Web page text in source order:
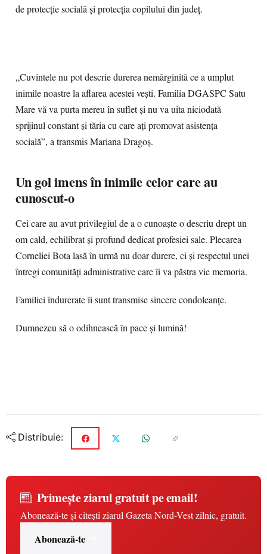
de protecție socială și protecția copilului din județ.
„Cuvintele nu pot descrie durerea nemărginită ce a umplut
inimile noastre la aflarea acestei vești. Familia DGASPC Satu
Mare vă va purta mereu în suflet și nu va uita niciodată
sprijinul constant și tăria cu care ați promovat asistența
socială”, a transmis Mariana Dragoș.
Un gol imens în inimile celor care au
cunoscut-o
Cei care au avut privilegiul de a o cunoaște o descriu drept un
om cald, echilibrat și profund dedicat profesiei sale. Plecarea
Corneliei Bota lasă în urmă nu doar durere, ci și respectul unei
întregi comunități administrative care îi va păstra vie memoria.
Familiei îndurerate îi sunt transmise sincere condoleanțe.
Dumnezeu să o odihnească în pace și lumină!
Distribuie:
Primește ziarul gratuit pe email!
Abonează-te și citești ziarul Gazeta Nord-Vest zilnic, gratuit.
Abonează-te